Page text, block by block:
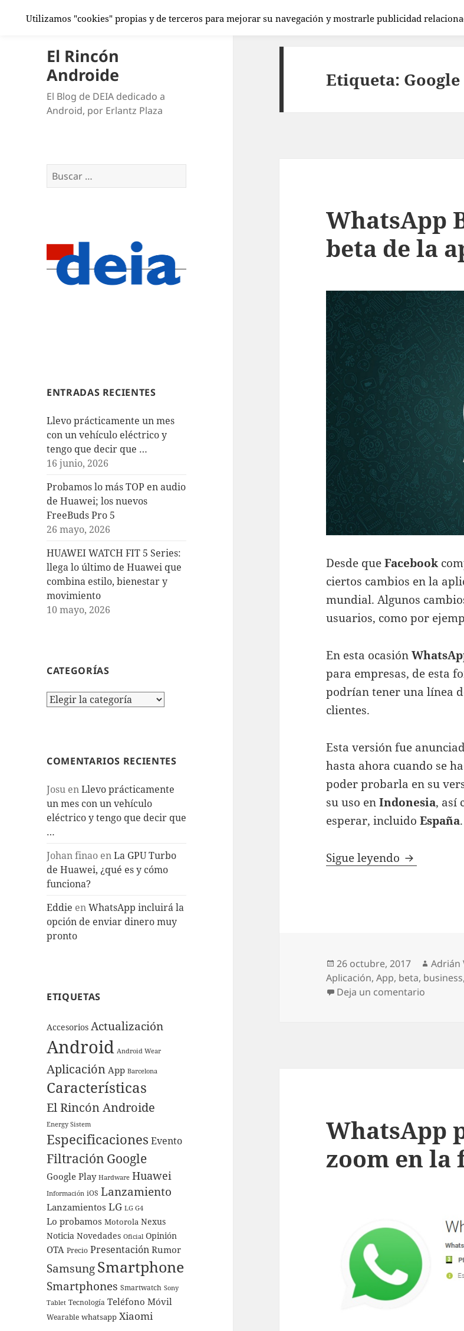
El Rincón
Androide
El Blog de DEIA dedicado a
Android, por Erlantz Plaza
Buscar:
ENTRADAS RECIENTES
Llevo prácticamente un mes
con un vehículo eléctrico y
tengo que decir que …
16 junio, 2026
Probamos lo más TOP en audio
de Huawei; los nuevos
FreeBuds Pro 5
26 mayo, 2026
HUAWEI WATCH FIT 5 Series:
llega lo último de Huawei que
combina estilo, bienestar y
movimiento
10 mayo, 2026
CATEGORÍAS
Categorías
COMENTARIOS RECIENTES
Josu enLlevo prácticamente
un mes con un vehículo
eléctrico y tengo que decir que
…
Johan finao enLa GPU Turbo
de Huawei, ¿qué es y cómo
funciona?
Eddie enWhatsApp incluirá la
opción de enviar dinero muy
pronto
ETIQUETAS
Accesorios Actualización
Android Android Wear
Aplicación App Barcelona
Características
El Rincón Androide
Energy Sistem
Especificaciones Evento
Filtración Google
Google Play Hardware Huawei
Información iOS Lanzamiento
Lanzamientos LG LG G4
Lo probamos Motorola Nexus
Noticia Novedades Oficial Opinión
OTA Precio Presentación Rumor
SamsungSmartphone
Smartphones Smartwatch Sony
Tablet Tecnología Teléfono Móvil
Wearable whatsapp Xiaomi
Etiqueta:
WhatsApp
beta de la
Desde queFacebook
ciertos cambios en la
mundial. Algunos
usuarios, como por
En esta ocasión
para empresas, de esta
podrían tener una línea
clientes.
Esta versión fue
hasta ahora cuando se
poder probarla en su
su uso enIndonesia, así
esperar, incluidoEspaña.
Sigue leyendo WhatsApp
Publicado
el
26 octubre, 2017 Autor
Adrián
Aplicación,App, beta, business,
Deja un comentario
WhatsApp
zoom en
Utilizamos "cookies" propias y de terceros para mejorar su navegación y mostrarle publicidad